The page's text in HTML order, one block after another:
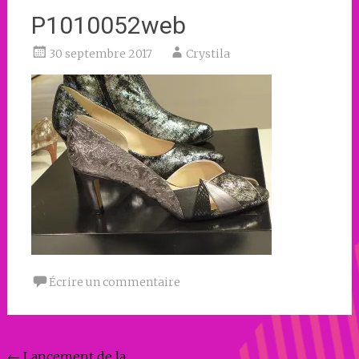
P1010052web
30 septembre 2017 Crystila
Écrire un commentaire